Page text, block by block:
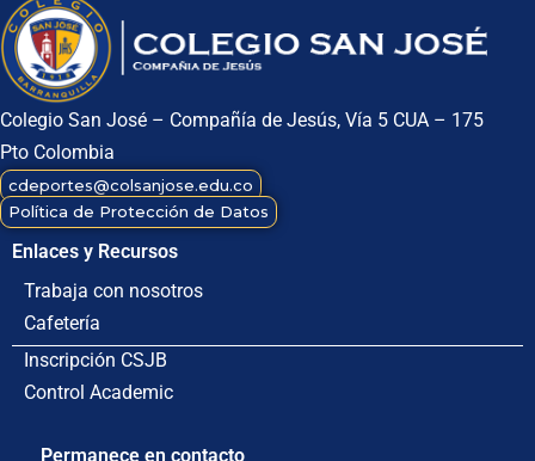
Colegio San José – Compañía de Jesús, Vía 5 CUA – 175
Pto Colombia
(605)4009133
cdeportes@colsanjose.edu.co
Política de Protección de Datos
Enlaces y Recursos
Trabaja con nosotros
Cafetería
Inscripción CSJB
Control Academic
Permanece en contacto